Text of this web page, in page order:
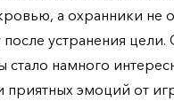
а охранники
устранения цели.
намного
эмоций от